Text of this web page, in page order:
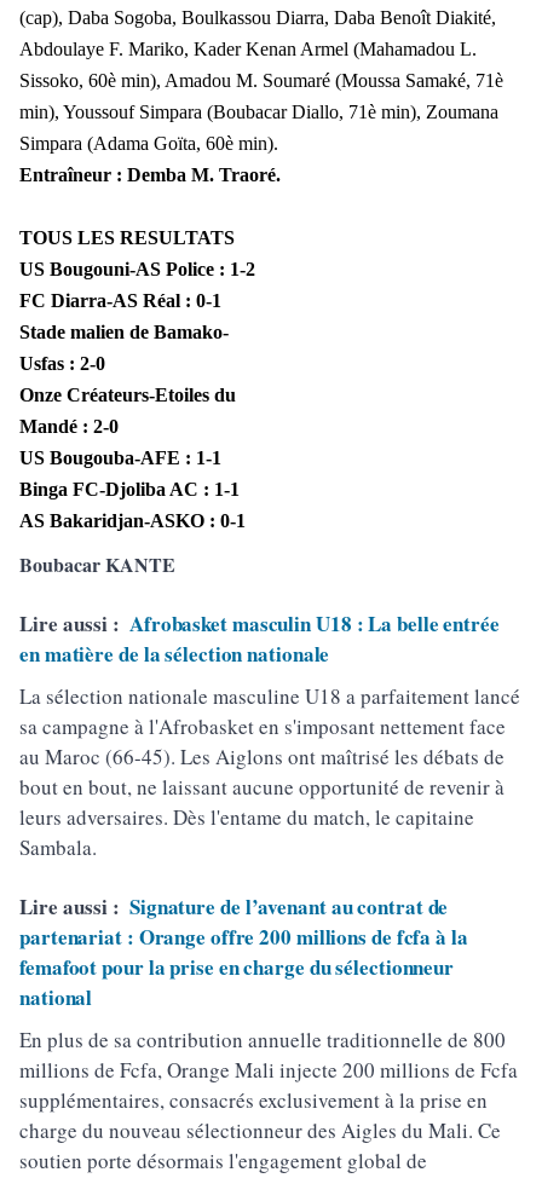
(cap), Daba Sogoba, Boulkassou Diarra, Daba Benoît Diakité,
Abdoulaye F. Mariko, Kader Kenan Armel (Mahamadou L.
Sissoko, 60è min), Amadou M. Soumaré (Moussa Samaké, 71è
min), Youssouf Simpara (Boubacar Diallo, 71è min), Zoumana
Simpara (Adama Goïta, 60è min).
Entraîneur : Demba M. Traoré.
TOUS LES RESULTATS
US Bougouni-AS Police : 1-2
FC Diarra-AS Réal : 0-1
Stade malien de Bamako-
Usfas : 2-0
Onze Créateurs-Etoiles du
Mandé : 2-0
US Bougouba-AFE : 1-1
Binga FC-Djoliba AC : 1-1
AS Bakaridjan-ASKO : 0-1
Boubacar KANTE
Lire aussi : Afrobasket masculin U18 : La belle entrée
en matière de la sélection nationale
La sélection nationale masculine U18 a parfaitement lancé
sa campagne à l'Afrobasket en s'imposant nettement face
au Maroc (66-45). Les Aiglons ont maîtrisé les débats de
bout en bout, ne laissant aucune opportunité de revenir à
leurs adversaires. Dès l'entame du match, le capitaine
Sambala.
Lire aussi : Signature de l’avenant au contrat de
partenariat : Orange offre 200 millions de fcfa à la
femafoot pour la prise en charge du sélectionneur
national
En plus de sa contribution annuelle traditionnelle de 800
millions de Fcfa, Orange Mali injecte 200 millions de Fcfa
supplémentaires, consacrés exclusivement à la prise en
charge du nouveau sélectionneur des Aigles du Mali. Ce
soutien porte désormais l'engagement global de